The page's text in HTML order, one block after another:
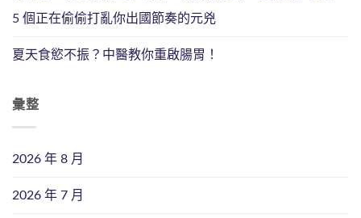
5 個正在偷偷打亂你出國節奏的元兇
夏天食慾不振？中醫教你重啟腸胃！
彙整
2026 年 8 月
2026 年 7 月